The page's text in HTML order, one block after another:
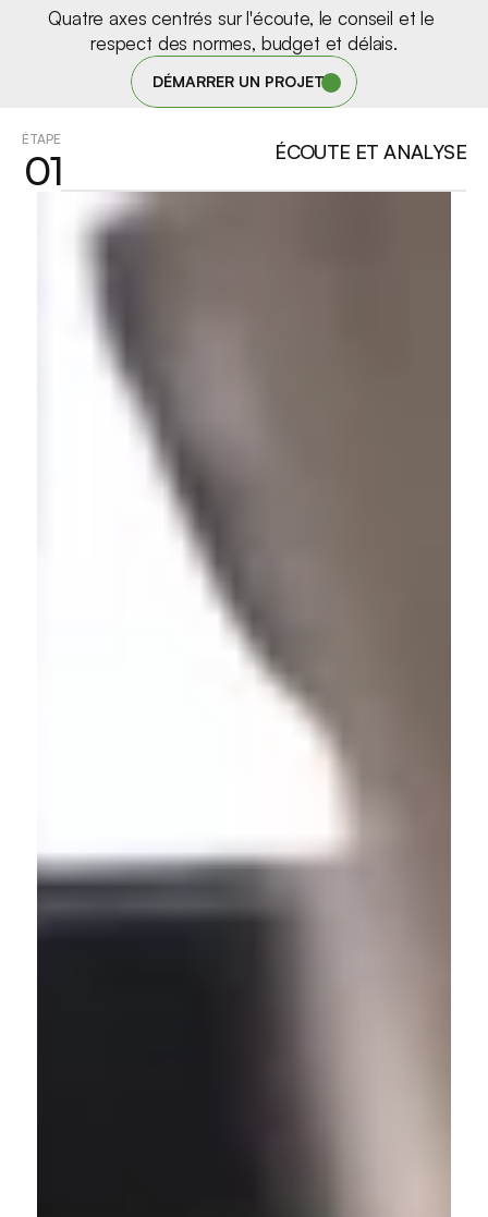
130 FOURNISSEURS ET ARTISANS
Un réseau de partenaires autour de
l’entreprise pour intervenir en réparation
tous corps d’états.
Quatre axes centrés sur l'écoute, le conseil et le
respect des normes, budget et délais.
DÉMARRER UN PROJET
ÉTAPE
01 ÉCOUTE ET ANALYSE